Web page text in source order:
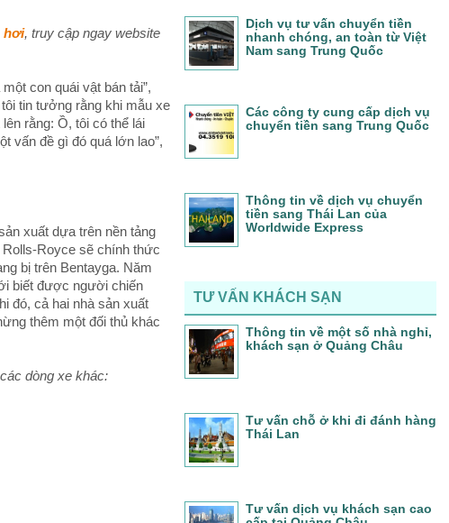
hơi, truy cập ngay website
con quái vật bán tải”,
tin tưởng rằng khi mẫu xe
rằng: Ồ, tôi có thể lái
vấn đề gì đó quá lớn lao”,
xuất dựa trên nền tảng
Royce sẽ chính thức
bị trên Bentayga. Năm
biết được người chiến
đó, cả hai nhà sản xuất
thêm một đối thủ khác
dòng xe khác:
Dịch vụ tư vấn chuyển tiền
nhanh chóng, an toàn từ Việt
Nam sang Trung Quốc
Các công ty cung cấp dịch vụ
chuyển tiền sang Trung Quốc
Thông tin về dịch vụ chuyển
tiền sang Thái Lan của
Worldwide Express
TƯ VẤN KHÁCH SẠN
Thông tin về một số nhà nghỉ,
khách sạn ở Quảng Châu
Tư vấn chỗ ở khi đi đánh hàng
Thái Lan
Tư vấn dịch vụ khách sạn cao